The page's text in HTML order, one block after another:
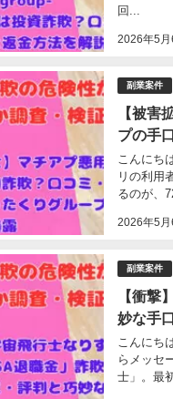
2026年5月
回...
副業案件
【被害
プの手
2026年5月
こんにち
リの利用
るのが、
副業案件
【衝撃
妙な手
こんにち
らメッセ
士」。最